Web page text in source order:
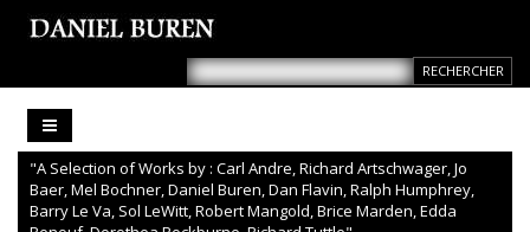
"A Selection of Works by : Carl Andre, Richard Artschwager, Jo
Baer, Mel Bochner, Daniel Buren, Dan Flavin, Ralph Humphrey,
Barry Le Va, Sol LeWitt, Robert Mangold, Brice Marden, Edda